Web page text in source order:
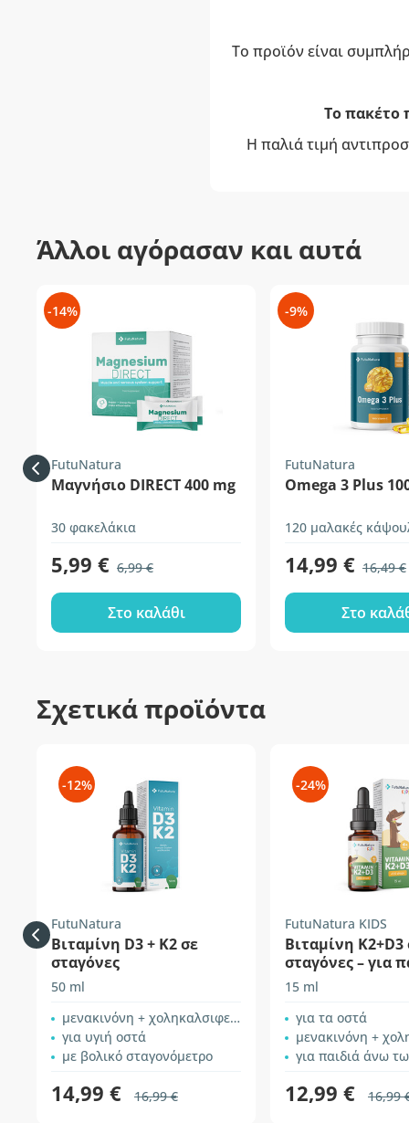
Το προϊόν είναι
Το πακέτο
Η παλιά τιμή
Άλλοι αγόρασαν και αυτά
-14%
FutuNatura
Μαγνήσιο DIRECT 400 mg
30 φακελάκια
5,99 € 6,99 €
Στο καλάθι
-9%
FutuNatura
Omega 3 Plus
120 μαλακές
14,99 € 16,49 €
Στο
Σχετικά προϊόντα
-12%
FutuNatura
Βιταμίνη D3 + K2 σε
σταγόνες
50 ml
μενακινόνη + χοληκαλσιφερόλη
για υγιή οστά
με βολικό σταγονόμετρο
14,99 € 16,99 €
-24%
FutuNatura KIDS
Βιταμίνη K2+D3
σταγόνες – για
15 ml
για τα οστά
μενακινόνη +
για παιδιά άνω
12,99 € 16,99